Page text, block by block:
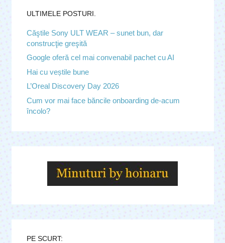
ULTIMELE POSTURI.
Căştile Sony ULT WEAR – sunet bun, dar
construcţie greşită
Google oferă cel mai convenabil pachet cu AI
Hai cu veștile bune
L’Oreal Discovery Day 2026
Cum vor mai face băncile onboarding de-acum
încolo?
PE SCURT: